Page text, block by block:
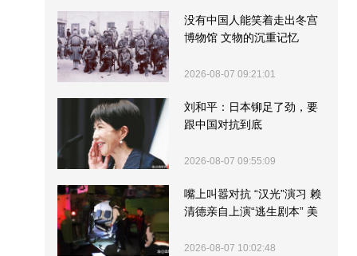
没有中国人能笑着走出冬宫
博物馆 文物的沉重记忆
2026-08-07 09:21:01
刘和平：日本铆足了劲，要
跟中国对抗到底
2026-08-07 09:55:09
嘴上叫嚣对抗 “汉光”演习 赖
清德亲自上演“逃生剧本” 美
2026-08-07 10:02:48